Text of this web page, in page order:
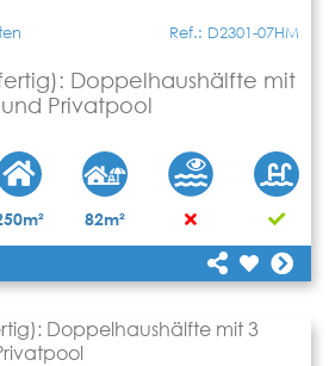
Ref.: D2301-07HM
Doppelhaushälfte mit
Privatpool
82m²
(bezugsfertig):
mit 3 Schlafzimmern und
details/5081-